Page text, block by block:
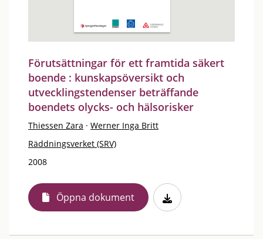
Förutsättningar för ett framtida säkert
boende : kunskapsöversikt och
utvecklingstendenser beträffande
boendets olycks- och hälsorisker
Thiessen Zara · Werner Inga Britt
Räddningsverket (SRV)
2008
Öppna dokument